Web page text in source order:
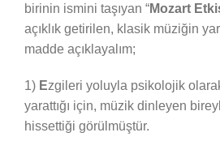
birinin ismini taşıyan “Mozart
açıklık getirilen, klasik müziğin
madde açıklayalım;
1) Ezgileri yoluyla psikolojik
yarattığı için, müzik dinleyen
hissettiği görülmüştür.